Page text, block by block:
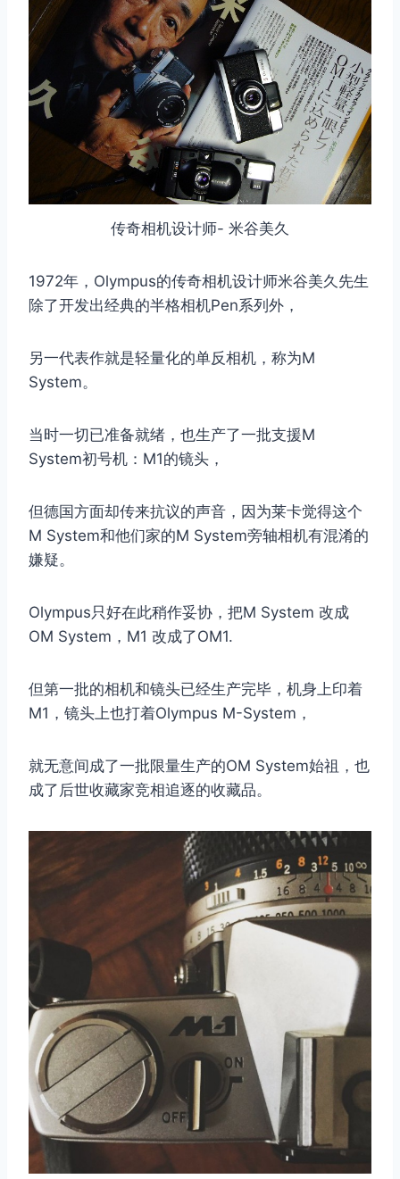
传奇相机设计师- 米谷美久
1972年，Olympus的传奇相机设计师米谷美久先生
除了开发出经典的半格相机Pen系列外，
另一代表作就是轻量化的单反相机，称为M
System。
当时一切已准备就绪，也生产了一批支援M
System初号机：M1的镜头，
但德国方面却传来抗议的声音，因为莱卡觉得这个
M System和他们家的M System旁轴相机有混淆的
嫌疑。
Olympus只好在此稍作妥协，把M System 改成
OM System，M1 改成了OM1.
但第一批的相机和镜头已经生产完毕，机身上印着
M1，镜头上也打着Olympus M-System，
就无意间成了一批限量生产的OM System始祖，也
成了后世收藏家竞相追逐的收藏品。